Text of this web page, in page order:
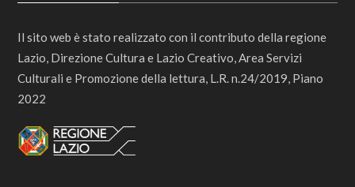
Il sito web è stato realizzato con il contributo della regione
Lazio, Direzione Cultura e Lazio Creativo, Area Servizi
Culturali e Promozione della lettura, L.R. n.24/2019, Piano
2022